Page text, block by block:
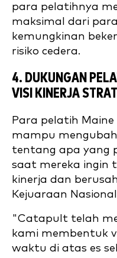
para pelatihnya
maksimal dari
kemungkinan
risiko cedera.
4. DUKUNGAN
VISI KINERJA
Para pelatih
mampu
tentang apa yang
saat mereka ingin
kinerja dan
Kejuaraan
"Catapult telah
kami membentuk
waktu di atas es